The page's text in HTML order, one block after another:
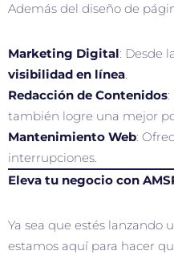
Además del diseño de
Marketing Digital: Desde
visibilidad en línea.
Redacción de Contenidos
también logre una mejor
Mantenimiento Web:
interrupciones.
Eleva tu negocio con
Ya sea que estés
estamos aquí para hacer